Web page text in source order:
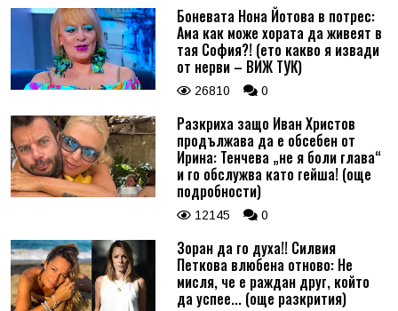
Боневата Нона Йотова в потрес:
Ама как може хората да живеят в
тая София?! (ето какво я извади
от нерви – ВИЖ ТУК)
26810 0
Разкриха защо Иван Христов
продължава да е обсебен от
Ирина: Тенчева „не я боли глава“
и го обслужва като гейша! (още
подробности)
12145 0
Зоран да го духа!! Силвия
Петкова влюбена отново: Не
мисля, че е раждан друг, който
да успее... (още разкрития)